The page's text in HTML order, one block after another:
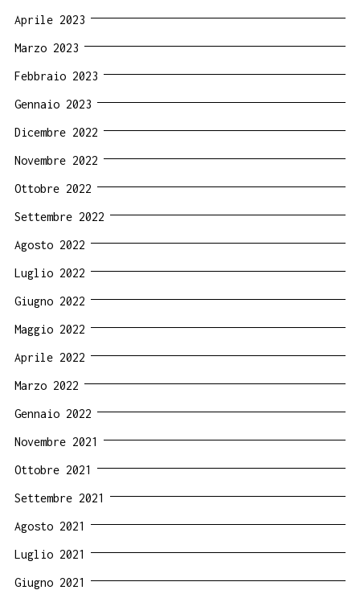
Aprile 2023
Marzo 2023
Febbraio 2023
Gennaio 2023
Dicembre 2022
Novembre 2022
Ottobre 2022
Settembre 2022
Agosto 2022
Luglio 2022
Giugno 2022
Maggio 2022
Aprile 2022
Marzo 2022
Gennaio 2022
Novembre 2021
Ottobre 2021
Settembre 2021
Agosto 2021
Luglio 2021
Giugno 2021